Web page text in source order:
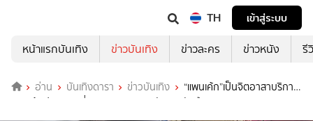
TH
เข้าสู่ระบบ
หน้าแรกบันเทิง
ข่าวบันเทิง ข่าวละคร ข่าวหนัง รี
อ่าน บันเทิงดารา ข่าวบันเทิง
“แพนเค้ก”เป็นจิตอาสาบริการ
ขนมเค้กประชาชนที่มาถวายความอาลัยพระพันปีหลวง